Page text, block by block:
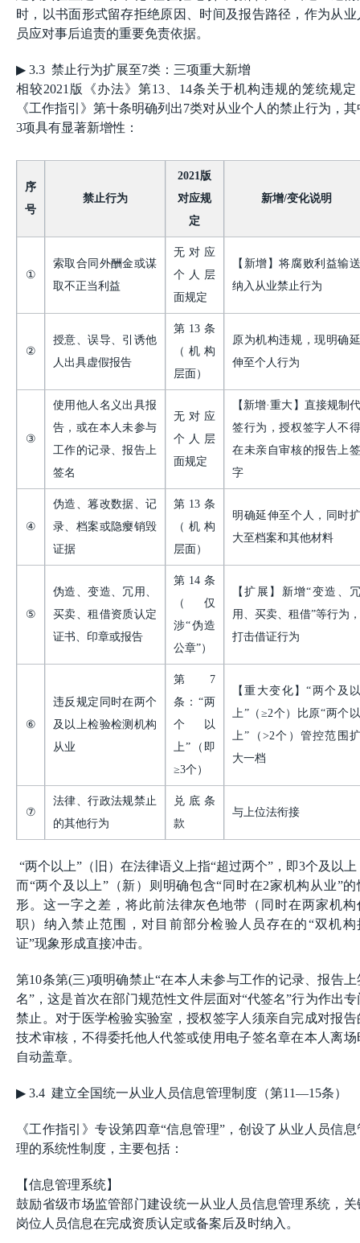
时，以书面形式留存拒绝原因、时间及报告路径，作为从业
员应对事后追责的重要免责依据。
▶ 3.3 禁止行为扩展至7类：三项重大新增
相较2021版《办法》第13、14条关于机构违规的笼统规定
《工作指引》第十条明确列出7类对从业个人的禁止行为，其
3项具有显著新增性：
序
号
禁止行为
2021版
对应规
定
新增/变化说明
①
索取合同外酬金或谋
取不正当利益
无对应
个人层
面规定
【新增】将腐败利益输送
纳入从业禁止行为
②
授意、误导、引诱他
人出具虚假报告
第 13条
（机构
层面）
原为机构违规，现明确延
伸至个人行为
③
使用他人名义出具报
告，或在本人未参与
工作的记录、报告上
签名
无对应
个人层
面规定
【新增·重大】直接规制代
签行为，授权签字人不得
在未亲自审核的报告上签
字
④
伪造、篹改数据、记
录、档案或隐瘿销毁
证据
第 13条
（机构
层面）
明确延伸至个人，同时扩
大至档案和其他材料
⑤
伪造、变造、冗用、
买卖、租借资质认定
证书、印章或报告
第 14条
（仅
涉“伪造
公章”）
【扩展】新增“变造、冗
用、买卖、租借”等行为，
打击借证行为
⑥
违反规定同时在两个
及以上检验检测机构
从业
第 7
条：“两
个以
上”（即
≥3个）
【重大变化】“两个及以
上”（≥2个）比原“两个以
上”（>2个）管控范围扩
大一档
⑦
法律、行政法规禁止
的其他行为
兑底条
款
与上位法衔接
“两个以上”（旧）在法律语义上指“超过两个”，即3个及以上
而“两个及以上”（新）则明确包含“同时在2家机构从业”的
形。这一字之差，将此前法律灰色地带（同时在两家机构
职）纳入禁止范围，对目前部分检验人员存在的“双机构
证”现象形成直接冲击。
第10条第(三)项明确禁止“在本人未参与工作的记录、报告上
名”，这是首次在部门规范性文件层面对“代签名”行为作出专
禁止。对于医学检验实验室，授权签字人须亲自完成对报告
技术审核，不得委托他人代签或使用电子签名章在本人离场
自动盖章。
▶ 3.4 建立全国统一从业人员信息管理制度（第11—15条）
《工作指引》专设第四章“信息管理”，创设了从业人员信息
理的系统性制度，主要包括：
【信息管理系统】
鼓励省级市场监管部门建设统一从业人员信息管理系统，关
岗位人员信息在完成资质认定或备案后及时纳入。